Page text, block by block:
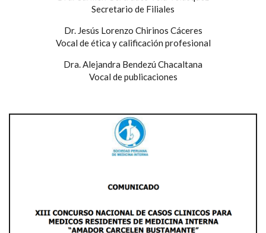
Secretario de Filiales
Dr. Jesús Lorenzo Chirinos Cáceres
Vocal de ética y calificación profesional
Dra. Alejandra Bendezú Chacaltana
Vocal de publicaciones